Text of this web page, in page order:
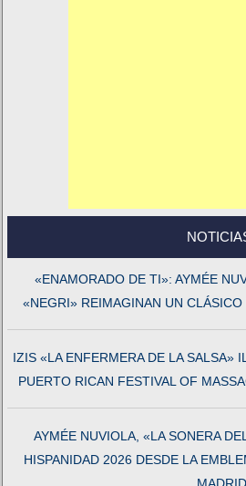
«ENAMORADO DE TI»: AYMÉE
«NEGRI» REIMAGINAN UN CLÁSICO
IZIS «LA ENFERMERA DE LA SALSA»
PUERTO RICAN FESTIVAL OF
AYMÉE NUVIOLA, «LA SONERA
HISPANIDAD 2026 DESDE LA
MADRID